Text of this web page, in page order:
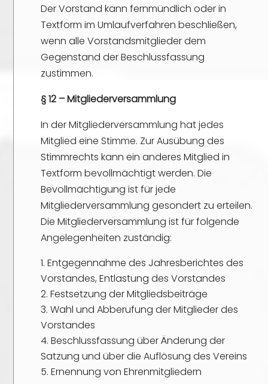
Der Vorstand kann fernmündlich oder in
Textform im Umlaufverfahren beschließen,
wenn alle Vorstandsmitglieder dem
Gegenstand der Beschlussfassung
zustimmen.
§ 12 – Mitgliederversammlung
In der Mitgliederversammlung hat jedes
Mitglied eine Stimme. Zur Ausübung des
Stimmrechts kann ein anderes Mitglied in
Textform bevollmächtigt werden. Die
Bevollmächtigung ist für jede
Mitgliederversammlung gesondert zu erteilen.
Die Mitgliederversammlung ist für folgende
Angelegenheiten zuständig:
Entgegennahme des Jahresberichtes des
Vorstandes, Entlastung des Vorstandes
Festsetzung der Mitgliedsbeiträge
Wahl und Abberufung der Mitglieder des
Vorstandes
Beschlussfassung über Änderung der
Satzung und über die Auflösung des Vereins
Ernennung von Ehrenmitgliedern